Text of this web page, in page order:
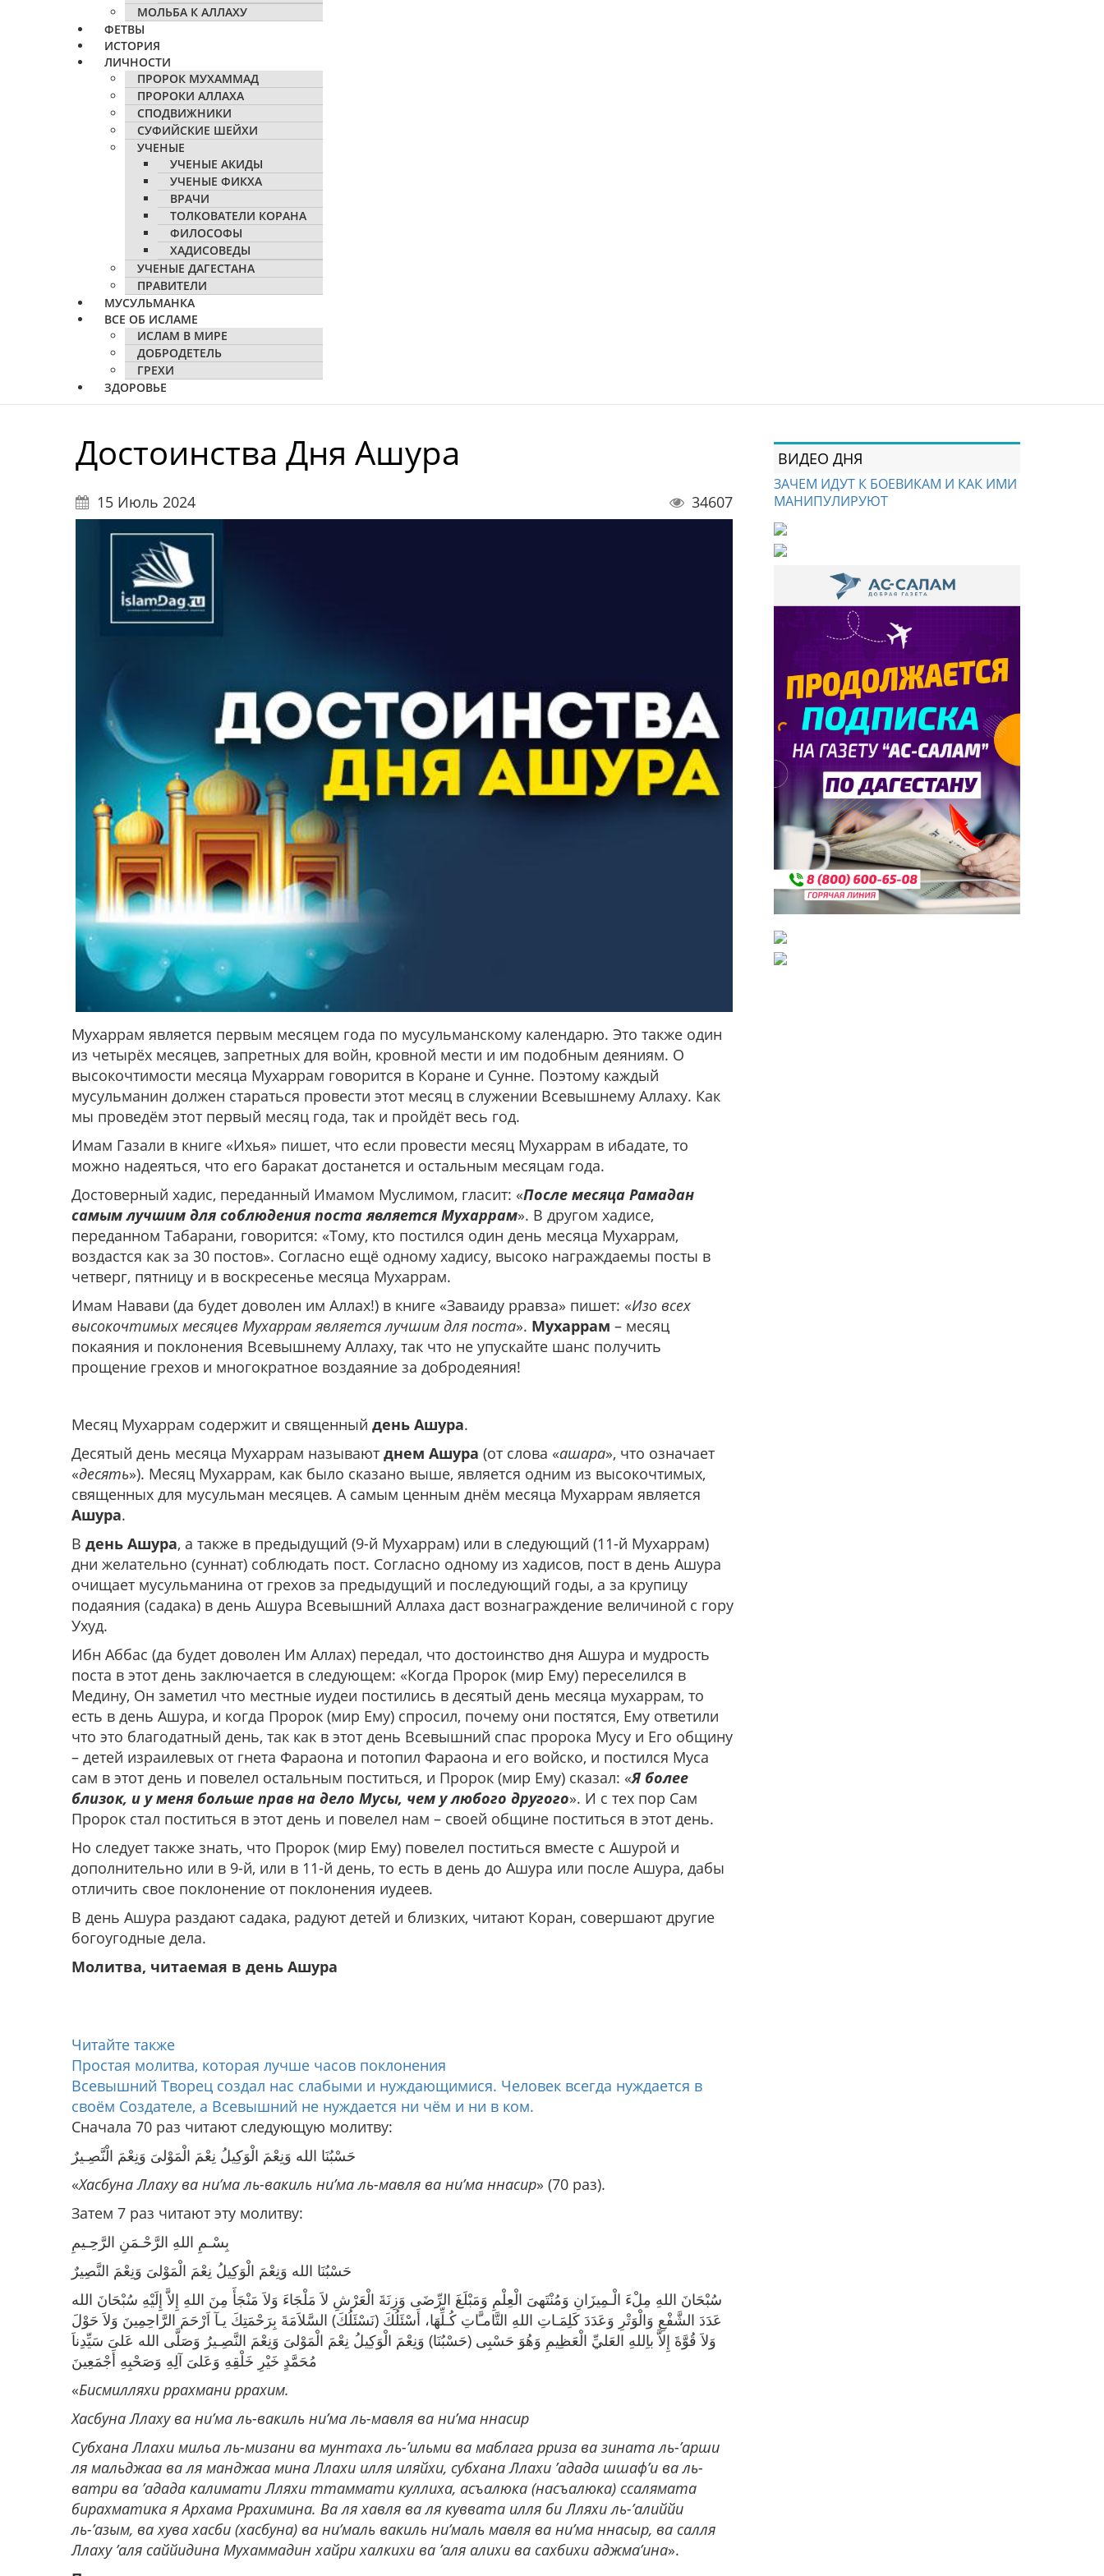
МОЛЬБА К АЛЛАХУ
ФЕТВЫ
ИСТОРИЯ
ЛИЧНОСТИ
ПРОРОК МУХАММАД
ПРОРОКИ АЛЛАХА
СПОДВИЖНИКИ
СУФИЙСКИЕ ШЕЙХИ
УЧЕНЫЕ
УЧЕНЫЕ АКИДЫ
УЧЕНЫЕ ФИКХА
ВРАЧИ
ТОЛКОВАТЕЛИ КОРАНА
ФИЛОСОФЫ
ХАДИСОВЕДЫ
УЧЕНЫЕ ДАГЕСТАНА
ПРАВИТЕЛИ
МУСУЛЬМАНКА
ВСЕ ОБ ИСЛАМЕ
ИСЛАМ В МИРЕ
ДОБРОДЕТЕЛЬ
ГРЕХИ
ЗДОРОВЬЕ
Достоинства Дня Ашура
15 Июль 2024 34607
Мухаррам является первым месяцем года по мусульманскому календарю. Это также один
из четырёх месяцев, запретных для войн, кровной мести и им подобным деяниям. О
высокочтимости месяца Мухаррам говорится в Коране и Сунне. Поэтому каждый
мусульманин должен стараться провести этот месяц в служении Всевышнему Аллаху. Как
мы проведём этот первый месяц года, так и пройдёт весь год.
Имам Газали в книге «Ихья» пишет, что если провести месяц Мухаррам в ибадате, то
можно надеяться, что его баракат достанется и остальным месяцам года.
Достоверный хадис, переданный Имамом Муслимом, гласит: «После месяца Рамадан
самым лучшим для соблюдения поста является Мухаррам». В другом хадисе,
переданном Табарани, говорится: «Тому, кто постился один день месяца Мухаррам,
воздастся как за 30 постов». Согласно ещё одному хадису, высоко награждаемы посты в
четверг, пятницу и в воскресенье месяца Мухаррам.
Имам Навави (да будет доволен им Аллах!) в книге «Заваиду рравза» пишет: «Изо всех
высокочтимых месяцев Мухаррам является лучшим для поста». Мухаррам – месяц
покаяния и поклонения Всевышнему Аллаху, так что не упускайте шанс получить
прощение грехов и многократное воздаяние за добродеяния!
Месяц Мухаррам содержит и священный день Ашура.
Десятый день месяца Мухаррам называют днем Ашура (от слова «ашара», что означает
«десять»). Месяц Мухаррам, как было сказано выше, является одним из высокочтимых,
священных для мусульман месяцев. А самым ценным днём месяца Мухаррам является
Ашура.
В день Ашура, а также в предыдущий (9-й Мухаррам) или в следующий (11-й Мухаррам)
дни желательно (суннат) соблюдать пост. Согласно одному из хадисов, пост в день Ашура
очищает мусульманина от грехов за предыдущий и последующий годы, а за крупицу
подаяния (садака) в день Ашура Всевышний Аллаха даст вознаграждение величиной с гору
Ухуд.
Ибн Аббас (да будет доволен Им Аллах) передал, что достоинство дня Ашура и мудрость
поста в этот день заключается в следующем: «Когда Пророк (мир Ему) переселился в
Медину, Он заметил что местные иудеи постились в десятый день месяца мухаррам, то
есть в день Ашура, и когда Пророк (мир Ему) спросил, почему они постятся, Ему ответили
что это благодатный день, так как в этот день Всевышний спас пророка Мусу и Его общину
– детей израилевых от гнета Фараона и потопил Фараона и его войско, и постился Муса
сам в этот день и повелел остальным поститься, и Пророк (мир Ему) сказал: «Я более
близок, и у меня больше прав на дело Мусы, чем у любого другого». И с тех пор Сам
Пророк стал поститься в этот день и повелел нам – своей общине поститься в этот день.
Но следует также знать, что Пророк (мир Ему) повелел поститься вместе с Ашурой и
дополнительно или в 9-й, или в 11-й день, то есть в день до Ашура или после Ашура, дабы
отличить свое поклонение от поклонения иудеев.
В день Ашура раздают садака, радуют детей и близких, читают Коран, совершают другие
богоугодные дела.
Молитва, читаемая в день Ашура
Читайте также
Простая молитва, которая лучше часов поклонения
Всевышний Творец создал нас слабыми и нуждающимися. Человек всегда нуждается в
своём Создателе, а Всевышний не нуждается ни чём и ни в ком.
Сначала 70 раз читают следующую молитву:
حَسْبُنَا الله وَنِعْمَ الْوَكِيلُ نِعْمَ الْمَوْلىَ وَنِعْمَ الْنَّصِـيرٌ
«Хасбуна Ллаху ва ни’ма ль-вакиль ни’ма ль-мавля ва ни’ма ннасир» (70 раз).
Затем 7 раз читают эту молитву:
بِسْـمِ اللهِ الرَّحْـمَنِ الرَّحِـيمِ
حَسْبُنَا الله وَنِعْمَ الْوَكِيلُ نِعْمَ الْمَوْلىَ وَنِعْمَ النَّصِيرٌ
سُبْحَانَ اللهِ مِلْءَ الْـمِيزَانِ وَمُنْتَهىَ الْعِلْمِ وَمَبْلَغَ الرِّضَى وَزِنَةَ الْعَرْشِ لاَ مَلْجَاءَ وَلاَ مَنْجَأَ مِنَ اللهِ إِلاَّ إِلَيْهِ سُبْحَانَ الله
عَدَدَ الشَّفْعِ وَالْوَتْرِ وَعَدَدَ كَلِمَـاتِ اللهِ التَّامـَّاتِ كُـلِّهَا، أَسْئَلُكَ (نَسْئَلُكَ) السَّلاَمَةَ بِرَحْمَتِكَ يـآ اَرْحَمَ الرَّاحِمِينَ وَلاَ حَوْلَ
وَلاَ قُوَّةَ إِلاَّ باِللهِ العَليِّ الْعَظِيمِ وَهُوَ حَسْبِى (حَسْبُنَا) وَنِعْمَ الْوَكِيلُ نِعْمَ الْمَوْلىَ وَنِعْمَ النَّصِـيرُ وَصَلَّى الله عَلىَ سَيِّدِناَ
مُحَمَّدٍ خَيْرِ خَلْقِهِ وَعَلىَ آلِهِ وَصَحْبِهِ أَجْمَعِينَ
«Бисмилляхи ррахмани ррахим.
Хасбуна Ллаху ва ни’ма ль-вакиль ни’ма ль-мавля ва ни’ма ннасир
Субхана Ллахи мильа ль-мизани ва мунтаха ль-’ильми ва маблага рриза ва зината ль-’арши
ля мальджаа ва ля манджаа мина Ллахи илля иляйхи, субхана Ллахи ’адада шшаф’и ва ль-
ватри ва ’адада калимати Лляхи ттаммати куллиха, асъалюка (насъалюка) ссалямата
бирахматика я Архама Ррахимина. Ва ля хавля ва ля куввата илля би Лляхи ль-’алиййи
ль-’азым, ва хува хасби (хасбуна) ва ни’маль вакиль ни’маль мавля ва ни’ма ннасыр, ва салля
Ллаху ’аля саййидина Мухаммадин хайри халкихи ва ’аля алихи ва сахбихи аджма’ина».
ВИДЕО ДНЯ
ЗАЧЕМ ИДУТ К БОЕВИКАМ И КАК ИМИ
МАНИПУЛИРУЮТ